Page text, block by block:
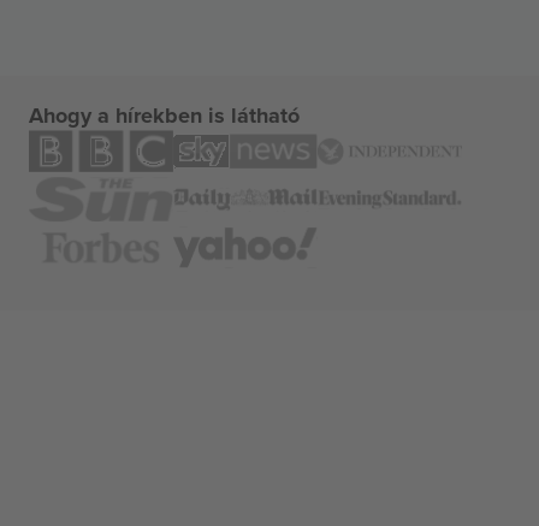
Ahogy a hírekben is látható